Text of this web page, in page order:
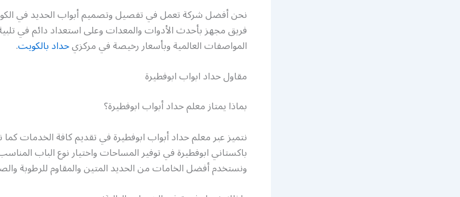
نحن أفضل شركة تعمل في تفصيل وتصميم أبواب الحديد في
فريق مجهز بأحدث الأدوات والمعدات وعلى استعداد دائم في
المواصفات العالمية وبأسعار رخيصة في مركزيحداد بالكويت.
مقاول حداد ابواب ابوفطيرة
بماذا يمتاز معلم حداد أبواب ابوفطيرة؟
نتميز عبر معلم حداد أبواب ابوفطيرة في تقديم كافة الخدمات
باكستاني ابوفطيرة في توفير المساحات واختيار نوع الباب
ونستخدم أفضل الخامات من الحديد المتين والمقاوم للرطوبة